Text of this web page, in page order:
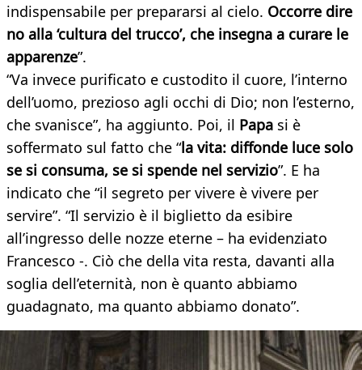
indispensabile per prepararsi al cielo. Occorre dire
no alla ‘cultura del trucco’, che insegna a curare le
apparenze”.
“Va invece purificato e custodito il cuore, l’interno
dell’uomo, prezioso agli occhi di Dio; non l’esterno,
che svanisce”, ha aggiunto. Poi, il Papa si è
soffermato sul fatto che “la vita: diffonde luce solo
se si consuma, se si spende nel servizio”. E ha
indicato che “il segreto per vivere è vivere per
servire”. “Il servizio è il biglietto da esibire
all’ingresso delle nozze eterne – ha evidenziato
Francesco -. Ciò che della vita resta, davanti alla
soglia dell’eternità, non è quanto abbiamo
guadagnato, ma quanto abbiamo donato”.